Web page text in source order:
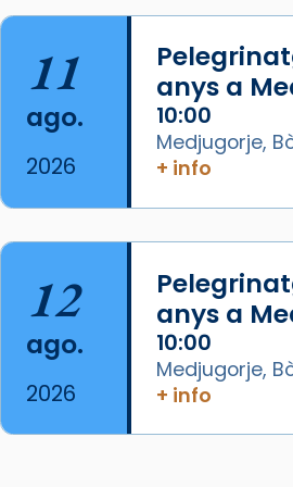
Foto
View on Facebook Share
Arquebisbat
Semproniana
la mirada»
Mons. Sergi
Tortosa, ha
juliol la missa de
Mataró.
11
ago.
2026
anys a
10:00
Medjugorje,
+ info
12
ago.
2026
anys a
10:00
Medjugorje,
+ info